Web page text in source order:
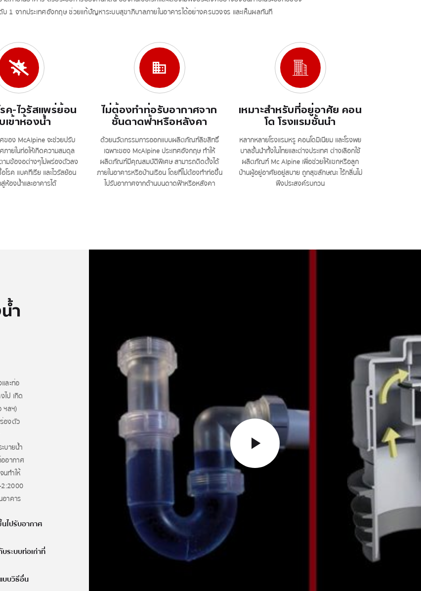
1 จากประเทศอังกฤษ ช่วยแก้ปัญหาระบบสุขาภิบาลภายในอาคารได้อย่างครบวงจร และเห็นผลทันที
ค-ไวรัสแพร่ย้อน
เข้าห้องน้ำ
ของ McAlpine จะช่วยปรับ
ายในท่อให้เกิดความสมดุล
ามข้องอต่างๆไม่พร่องตัวลง
โรค แบคทีเรีย และไวรัสย้อน
ห้องน้ำและอาคารได้
ไม่ต้องทำท่อรับอากาศจาก
ชั้นดาดฟ้าหรือหลังคา
ด้วยนวัตกรรมการออกแบบผลิตภัณฑ์ลิขสิทธิ์
เฉพาะของ McAlpine ประเทศอังกฤษ ทำให้
ผลิตภัณฑ์มีคุณสมบัติพิเศษ สามารถติดตั้งได้
ภายในอาคารหรือบ้านเรือน โดยที่ไม่ต้องทำท่อขึ้น
ไปรับอากาศจากด้านบนดาดฟ้าหรือหลังคา
เหมาะสำหรับที่อยู่อาศัย คอน
โด โรงแรมชั้นนำ
หลากหลายโรงแรมหรู คอนโดมิเนียม และโรงพย
บาลชั้นนำทั้งในไทยและต่างประเทศ ต่างเลือกใช้
ผลิตภัณฑ์ Mc Alpine เพื่อช่วยให้แขกหรือลูก
บ้านผู้อยู่อาศัยอยู่สบาย ถูกสุขลักษณะ ไร้กลิ่นไม่
พึงประสงค์รบกวน
ำ
ละท่อ
ป เกิด
ฯลฯ)
องตัว
บายน้ำ
อากาศ
นทำให้
อาคาร
ไปรับอากาศ
ระบบท่อเก่าที่
บบวิธีอื่น